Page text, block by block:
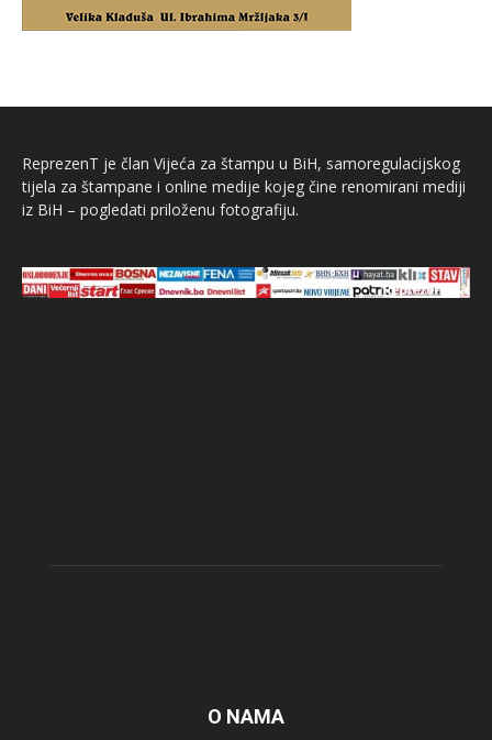
ReprezenT je član Vijeća za štampu u BiH, samoregulacijskog
tijela za štampane i online medije kojeg čine renomirani mediji
iz BiH – pogledati priloženu fotografiju.
O NAMA